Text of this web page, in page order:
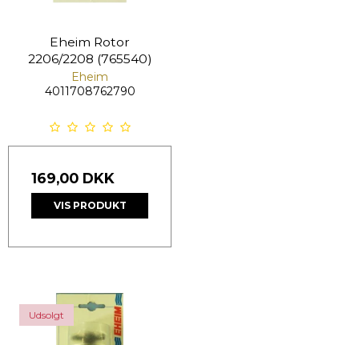
Eheim Rotor
2206/2208 (765540)
Eheim
4011708762790
169,00 DKK
VIS PRODUKT
Udsolgt